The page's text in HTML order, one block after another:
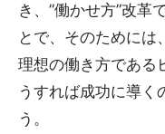
き、”働かせ方”改革
とで、そのためには
理想の働き方である
うすれば成功に導く
う。